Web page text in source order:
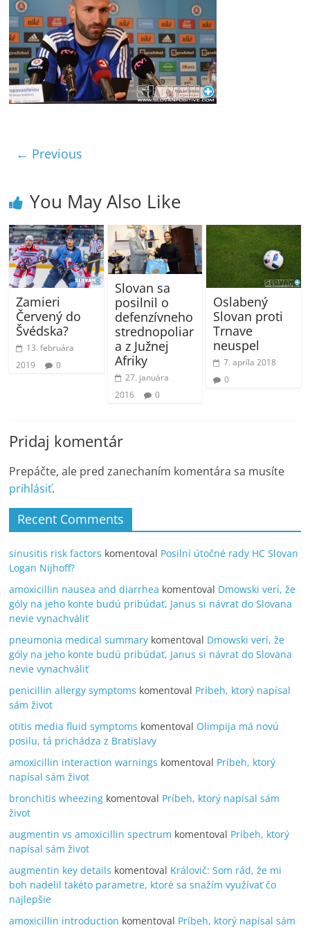
← Previous
You May Also Like
Zamieri
Červený do
Švédska?
13. februára
2019
0
Slovan sa
posilnil o
defenzívneho
strednopoliar
a z Južnej
Afriky
27. januára
2016
0
Oslabený
Slovan proti
Trnave
neuspel
7. apríla 2018
0
Pridaj komentár
Prepáčte, ale pred zanechaním komentára sa musíte
prihlásiť.
Recent Comments
sinusitis risk factors komentoval Posilní útočné rady HC Slovan
Logan Nijhoff?
amoxicillin nausea and diarrhea komentoval Dmowski verí, že
góly na jeho konte budú pribúdať, Janus si návrat do Slovana
nevie vynachváliť
pneumonia medical summary komentoval Dmowski verí, že
góly na jeho konte budú pribúdať, Janus si návrat do Slovana
nevie vynachváliť
penicillin allergy symptoms komentoval Príbeh, ktorý napísal
sám život
otitis media fluid symptoms komentoval Olimpija má novú
posilu, tá prichádza z Bratislavy
amoxicillin interaction warnings komentoval Príbeh, ktorý
napísal sám život
bronchitis wheezing komentoval Príbeh, ktorý napísal sám
život
augmentin vs amoxicillin spectrum komentoval Príbeh, ktorý
napísal sám život
augmentin key details komentoval Královič: Som rád, že mi
boh nadelil takéto parametre, ktoré sa snažím využívať čo
najlepšie
amoxicillin introduction komentoval Príbeh, ktorý napísal sám